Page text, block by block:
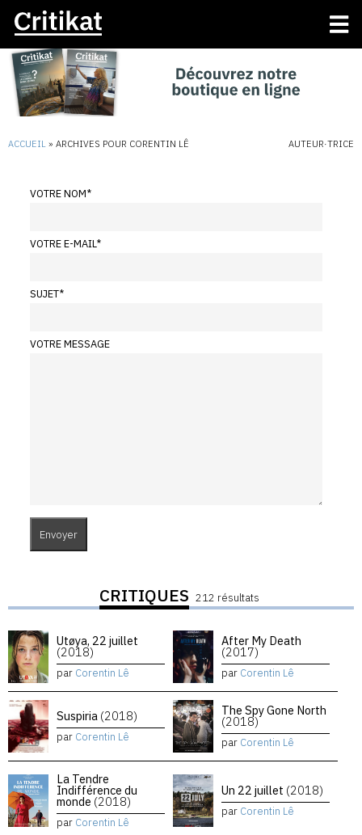
ACCUEIL » ARCHIVES POUR CORENTIN LÊ AUTEUR·TRICE
VOTRE NOM*
VOTRE E-MAIL*
SUJET*
VOTRE MESSAGE
CRITIQUES 212 résultats
Utøya, 22 juillet
(2018)
par Corentin Lê
After My Death
(2017)
par Corentin Lê
Suspiria (2018)
par Corentin Lê
The Spy Gone North
(2018)
par Corentin Lê
La Tendre
Indifférence du
monde (2018)
par Corentin Lê
Un 22 juillet (2018)
par Corentin Lê